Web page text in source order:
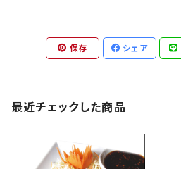
保存 シェア
最近チェックした商品